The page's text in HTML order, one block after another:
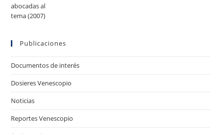
Publicaciones
Documentos de interés
Dosieres Venescopio
Noticias
Reportes Venescopio